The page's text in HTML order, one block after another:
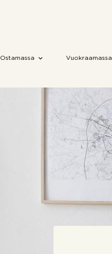
Ostamassa Vuokraamassa